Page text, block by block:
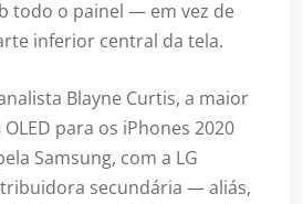
todo o painel — em vez de
inferior central da tela.
Blayne Curtis, a maior
para os iPhones 2020
Samsung, com a LG
secundária — aliás,